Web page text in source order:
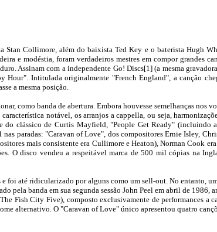
Collimore, além do baixista Ted Key e o baterista Hugh
e modéstia, foram verdadeiros mestres em compor grandes
Assinam com a independente Go! Discs[1] (a mesma
Hour". Intitulada originalmente "French England", a canção
a mesma posição.
como banda de abertura. Embora houvesse semelhanças nos
notável, os arranjos a cappella, ou seja,
do clássico de Curtis Mayfield, "People Get Ready" (incluindo
paradas: "Caravan of Love", dos compositores Ernie Isley,
mais consistente era Cullimore e Heaton), Norman Cook
O disco vendeu a respeitável marca de 500 mil cópias na
foi até ridicularizado por alguns como um sell-out. No entanto,
pela banda em sua segunda sessão John Peel em abril de 1986,
Fish City Five), composto exclusivamente de performances a
alternativo. O "Caravan of Love" único apresentou quatro